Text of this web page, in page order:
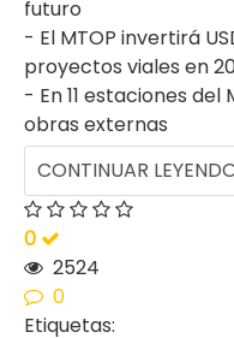
futuro
- El MTOP invertirá
proyectos viales en
- En 11 estaciones
obras externas
CONTINUAR
0
2524
0
Etiquetas: